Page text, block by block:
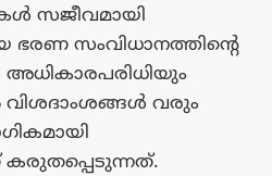
സജീവമായി
സംവിധാനത്തിന്റെ
അധികാരപരിധിയും
വരും